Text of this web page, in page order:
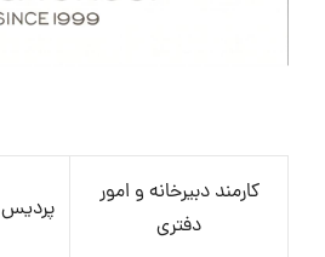
کارمند دبیرخانه و امور
دفتری
پردیس